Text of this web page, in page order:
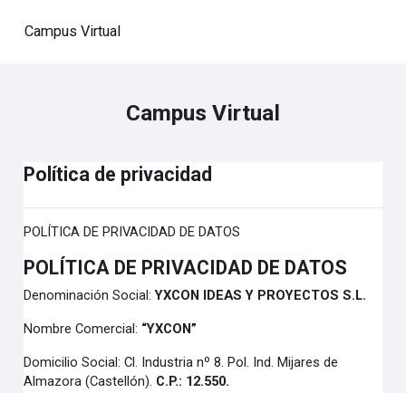
Campus Virtual
Campus Virtual
Política de privacidad
POLÍTICA DE PRIVACIDAD DE DATOS
POLÍTICA DE PRIVACIDAD DE DATOS
Denominación Social:YXCON IDEAS Y PROYECTOS S.L.
Nombre Comercial: “YXCON”
Domicilio Social: Cl. Industria nº 8. Pol. Ind. Mijares de
Almazora (Castellón). C.P.: 12.550.